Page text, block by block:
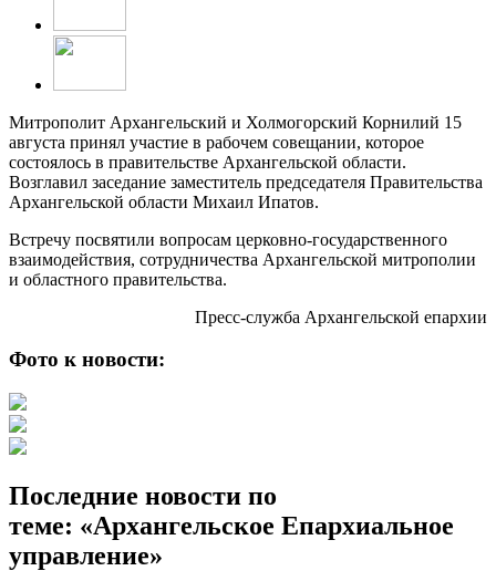
Митрополит Архангельский и Холмогорский Корнилий 15
августа принял участие в рабочем совещании, которое
состоялось в правительстве Архангельской области.
Возглавил заседание заместитель председателя Правительства
Архангельской области Михаил Ипатов.
Встречу посвятили вопросам церковно-государственного
взаимодействия, сотрудничества Архангельской митрополии
и областного правительства.
Пресс-служба Архангельской епархии
Фото к новости:
Последние новости по
теме: «Архангельское Епархиальное
управление»